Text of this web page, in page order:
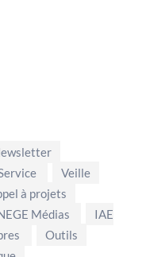
Veille
à projets
Médias
IAE
Outils